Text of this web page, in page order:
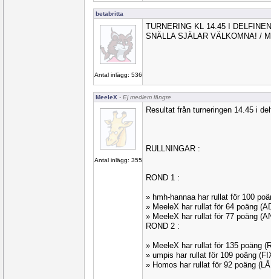
betabritta
Antal inlägg: 536
TURNERING KL 14.45 I
SNÄLLA SJÄLAR VÄLKOMNA! /
MeeleX - Ej medlem längre
Antal inlägg: 355
Resultat från turneringen 14.45 i
RULLNINGAR :
ROND 1 :
» hmh-hannaa har rullat för 100
» MeeleX har rullat för 64 poäng
» MeeleX har rullat för 77 poäng
ROND 2 :
» MeeleX har rullat för 135 poäng
» umpis har rullat för 109 poäng
» Homos har rullat för 92 poäng